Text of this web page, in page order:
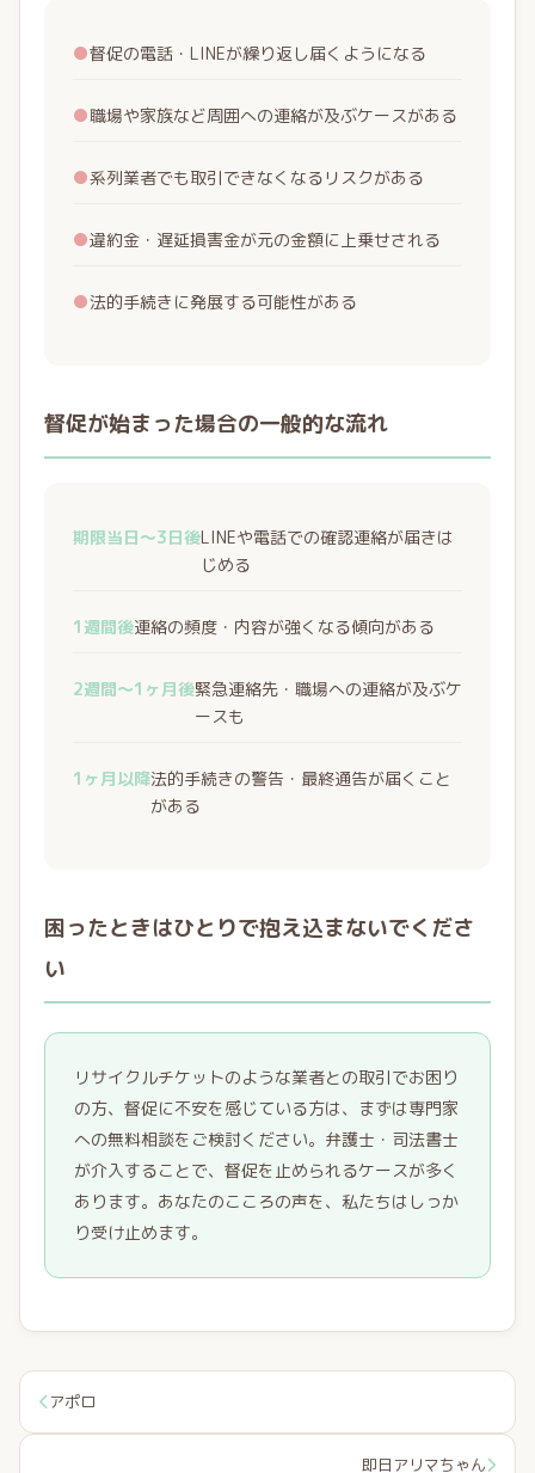
●督促の電話・LINEが繰り返し届くようになる
●職場や家族など周囲への連絡が及ぶケースがある
●系列業者でも取引できなくなるリスクがある
●違約金・遅延損害金が元の金額に上乗せされる
●法的手続きに発展する可能性がある
督促が始まった場合の一般的な流れ
期限当日〜3日後LINEや電話での確認連絡が届きは
じめる
1週間後連絡の頻度・内容が強くなる傾向がある
2週間〜1ヶ月後緊急連絡先・職場への連絡が及ぶケ
ースも
1ヶ月以降法的手続きの警告・最終通告が届くこと
がある
困ったときはひとりで抱え込まないでくださ
い
リサイクルチケットのような業者との取引でお困り
の方、督促に不安を感じている方は、まずは専門家
への無料相談をご検討ください。弁護士・司法書士
が介入することで、督促を止められるケースが多く
あります。あなたのこころの声を、私たちはしっか
り受け止めます。
アポロ
即日アリマちゃん